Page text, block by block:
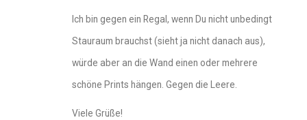
Ich bin gegen ein Regal, wenn Du nicht unbedingt
Stauraum brauchst (sieht ja nicht danach aus),
würde aber an die Wand einen oder mehrere
schöne Prints hängen. Gegen die Leere.
Viele Grüße!